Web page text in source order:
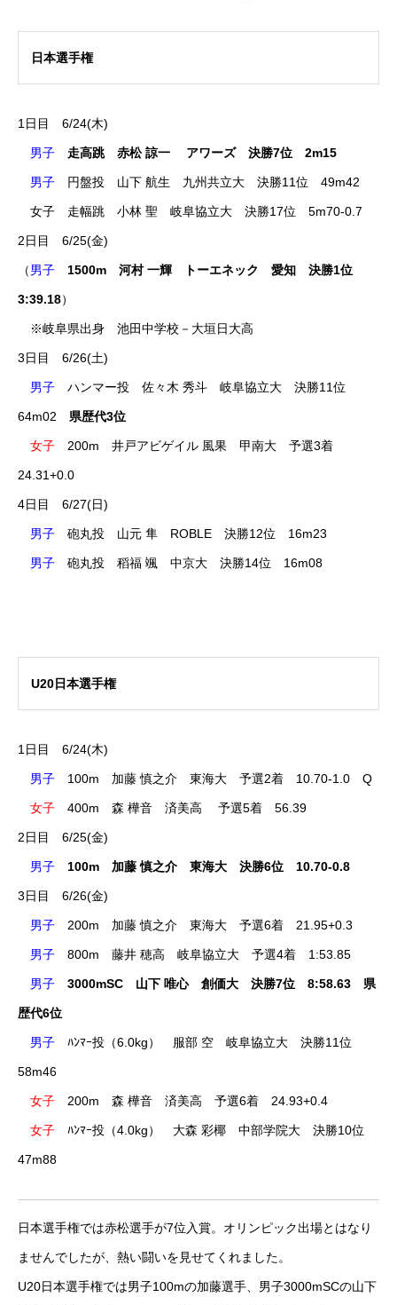
RIXPERTとは
サービス一覧
参加方法
RIXPERTブログ
岐阜の陸上を応援！
RIXPERTとは
日本選手権
1日目 6/24(木)
男子 走高跳 赤松 諒一 アワーズ 決勝7位 2m15
男子 円盤投 山下 航生 九州共立大 決勝11位 49m42
女子 走幅跳 小林 聖 岐阜協立大 決勝17位 5m70-0.7
2日目 6/25(金)
（男子 1500m 河村 一輝 トーエネック 愛知 決勝1位
3:39.18）
※岐阜県出身 池田中学校－大垣日大高
3日目 6/26(土)
男子 ハンマー投 佐々木 秀斗 岐阜協立大 決勝11位
64m02 県歴代3位
女子 200m 井戸アビゲイル 風果 甲南大 予選3着
24.31+0.0
4日目 6/27(日)
男子 砲丸投 山元 隼 ROBLE 決勝12位 16m23
男子 砲丸投 稻福 颯 中京大 決勝14位 16m08
U20日本選手権
1日目 6/24(木)
男子 100m 加藤 慎之介 東海大 予選2着 10.70-1.0 Q
女子 400m 森 樺音 済美高 予選5着 56.39
2日目 6/25(金)
男子 100m 加藤 慎之介 東海大 決勝6位 10.70-0.8
3日目 6/26(金)
男子 200m 加藤 慎之介 東海大 予選6着 21.95+0.3
男子 800m 藤井 穂高 岐阜協立大 予選4着 1:53.85
男子 3000mSC 山下 唯心 創価大 決勝7位 8:58.63 県
歴代6位
男子 ﾊﾝﾏｰ投（6.0kg） 服部 空 岐阜協立大 決勝11位
58m46
女子 200m 森 樺音 済美高 予選6着 24.93+0.4
女子 ﾊﾝﾏｰ投（4.0kg） 大森 彩椰 中部学院大 決勝10位
47m88
日本選手権では赤松選手が7位入賞。オリンピック出場とはなり
ませんでしたが、熱い闘いを見せてくれました。
U20日本選手権では男子100mの加藤選手、男子3000mSCの山下